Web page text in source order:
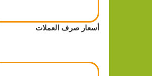
أسعار صرف العملات